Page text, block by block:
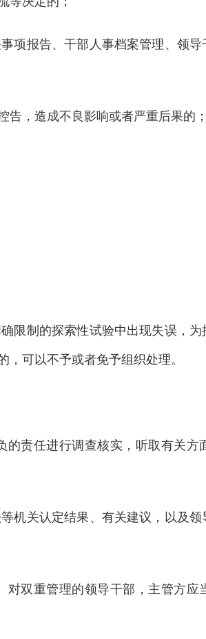
报告、干部人事档案管理、领导
，造成不良影响或者严重后果的；
制的探索性试验中出现失误，为
可以不予或者免予组织处理。
责任进行调查核实，听取有关方
关认定结果、有关建议，以及领
双重管理的领导干部，主管方应